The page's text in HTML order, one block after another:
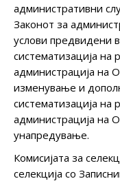
административни
Законот за
услови предвидени
систематизација на
администрација на
изменување и
систематизација на
администрација на
унапредување.
Комисијата за
селекција со